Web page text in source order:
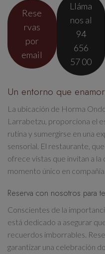
Rese
rvas
por
email
Lláma
nos al
94
656
57 00
Un entorno que
La ubicación de Horma
Larrabetzu , proporciona el
rutina y sumergirse en una
sensorial. El restaurante,
ofrece vistas que invitan a
momento único en compañía
Reserva con nosotros para
Conscientes de la
está dedicado a asegurar
recuerdos imborrables.
garantizar una celebración